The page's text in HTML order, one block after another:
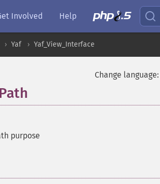
Involved Help
Yaf Yaf_View_Interface
Change language:
purpose